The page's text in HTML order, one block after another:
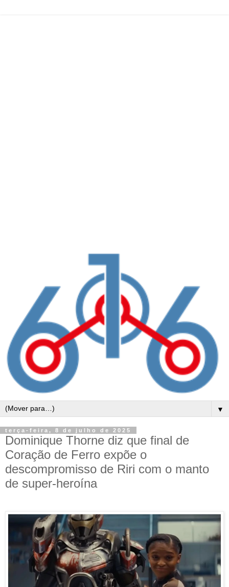
▼
terça-feira, 8 de julho de 2025
Dominique Thorne diz que final de
Coração de Ferro expõe o
descompromisso de Riri com o manto
de super-heroína